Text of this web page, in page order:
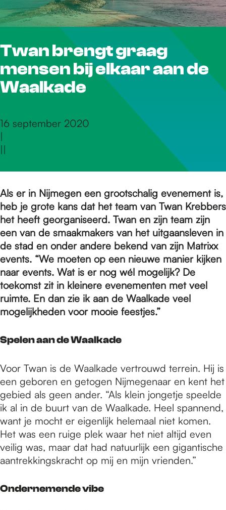
r
d
e
o
m
e
p
a
g
e
Twan brengt graag
mensen bij elkaar aan de
Waalkade
16 september 2020
|
||
Als er in Nijmegen een grootschalig evenement is,
heb je grote kans dat het team van Twan Krebbers
het heeft georganiseerd. Twan en zijn team zijn
een van de smaakmakers van het uitgaansleven in
de stad en onder andere bekend van zijn Matrixx
events. “We moeten op een nieuwe manier kijken
naar events. Wat is er nog wél mogelijk? De
toekomst zit in kleinere evenementen met veel
ruimte. En dan zie ik aan de Waalkade veel
mogelijkheden voor mooie feestjes.”
Spelen aan de Waalkade
Voor Twan is de Waalkade vertrouwd terrein. Hij is
een geboren en getogen Nijmegenaar en kent het
gebied als geen ander. “Als klein jongetje speelde
ik al in de buurt van de Waalkade. Heel spannend,
want je mocht er eigenlijk helemaal niet komen.
Het was een ruige plek waar het niet altijd even
veilig was, maar dat had natuurlijk een gigantische
aantrekkingskracht op mij en mijn vrienden.”
Ondernemende vibe